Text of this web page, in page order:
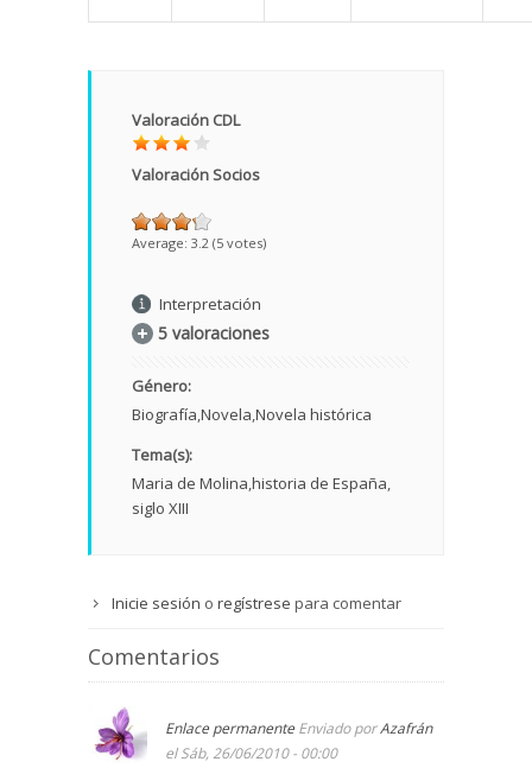
Valoración CDL
Valoración Socios
Average: 3.2 (5 votes)
Interpretación
5 valoraciones
Género:
Biografía Novela Novela histórica
Tema(s):
Maria de Molina historia de España
siglo XIII
Inicie sesión o regístrese para comentar
Comentarios
Enlace permanente Enviado porAzafrán
el Sáb, 26/06/2010 - 00:00